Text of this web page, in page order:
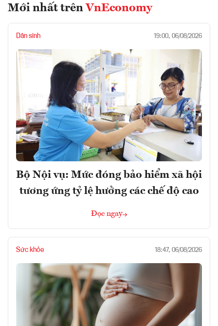
Mới nhất trên VnEconomy
Dân sinh 19:00, 06/08/2026
Bộ Nội vụ: Mức đóng bảo hiểm xã hội
tương ứng tỷ lệ hưởng các chế độ cao
Đọc ngay
Sức khỏe 18:47, 06/08/2026